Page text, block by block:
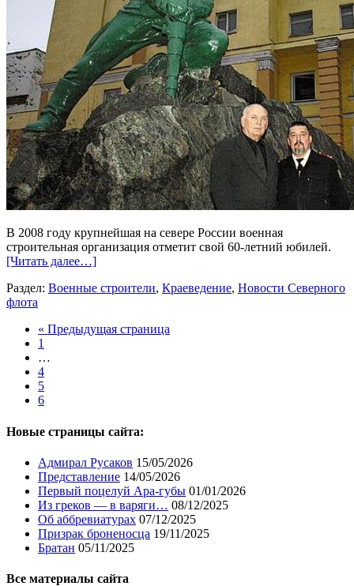
В 2008 году крупнейшая на севере России военная
строительная организация отметит свой 60-летний юбилей.
[Читать далее…]
Раздел: Военные строители, Краеведение, Новости Северного
флота
« Предыдущая страница
1
…
4
5
6
Новые страницы сайта:
Адмирал Русаков 15/05/2026
Представление 14/05/2026
Первый поцелуй Ара-губы 01/01/2026
Из греков — в варяги… 08/12/2025
Об аббревиатурах 07/12/2025
Призрак броненосца 19/11/2025
Братан 05/11/2025
Все материалы сайта